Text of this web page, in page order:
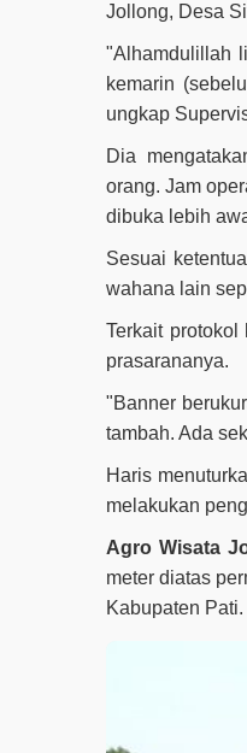
Jollong, Desa
"Alhamdulillah
kemarin
ungkap
Dia
orang.Jam
dibuka lebih
Sesuai
wahana lain
Terkait
prasarananya.
"Banner
tambah. Ada
Haris
melakukan
Agro Wisata
meter diatas
Kabupaten Pati.